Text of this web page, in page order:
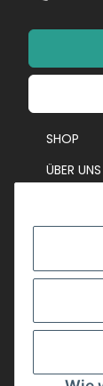
SHOP
ÜBER UNS